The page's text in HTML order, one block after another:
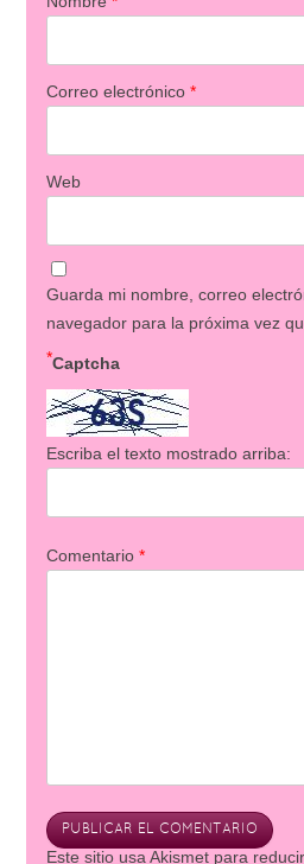
Correo electrónico *
Web
Guarda mi nombre, correo
navegador para la próxima vez
Captcha
*
Escriba el texto mostrado arriba:
Comentario *
Este sitio usa Akismet para